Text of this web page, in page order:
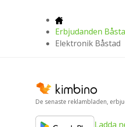
Erbjudanden
Elektronik Båstad
De senaste reklambladen,
Ladda